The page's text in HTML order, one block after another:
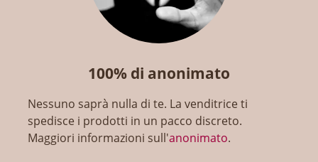
100% di anonimato
Nessuno saprà nulla di te. La venditrice ti
spedisce i prodotti in un pacco discreto.
Maggiori informazioni sull'anonimato.